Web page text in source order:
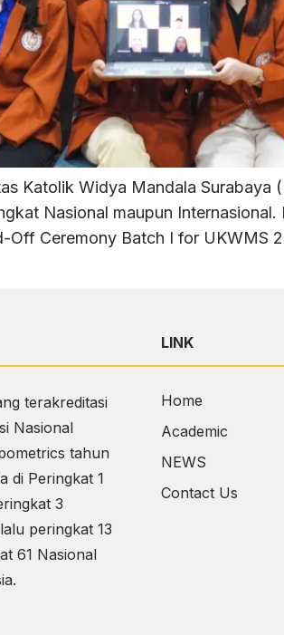
Katolik Widya Mandala Surabaya
Nasional maupun
Off Ceremony Batch I for UKWMS
terakreditasi
Nasional
tahun
di Peringkat 1
3
peringkat 13
61 Nasional
LINK
Home
Academic
NEWS
Contact Us